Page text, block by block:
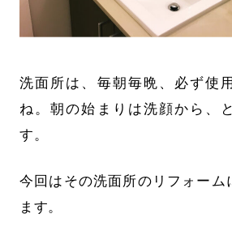
洗面所は、毎朝毎晩、必ず使
ね。朝の始まりは洗顔から、
す。
今回はその洗面所のリフォーム
ます。